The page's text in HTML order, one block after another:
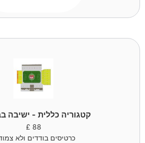
קטגוריה כללית - ישיבה
88
£
כרטיסים בודדים ולא